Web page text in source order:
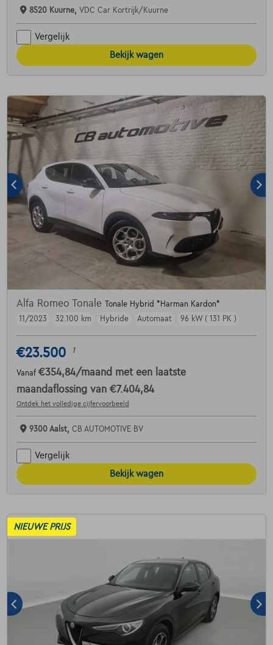
8520 Kuurne, VDC Car Kortrijk/Kuurne
Vergelijk
Bekijk wagen
Alfa Romeo Tonale Tonale Hybrid *Harman Kardon*
11/2023
32.100 km Hybride Automaat 96 kW ( 131 PK )
€23.500 1
Vanaf €354,84/maand met een laatste
maandaflossing van €7.404,84
Ontdek het volledige cijfervoorbeeld
9300 Aalst, CB AUTOMOTIVE BV
Vergelijk
Bekijk wagen
NIEUWE PRIJS